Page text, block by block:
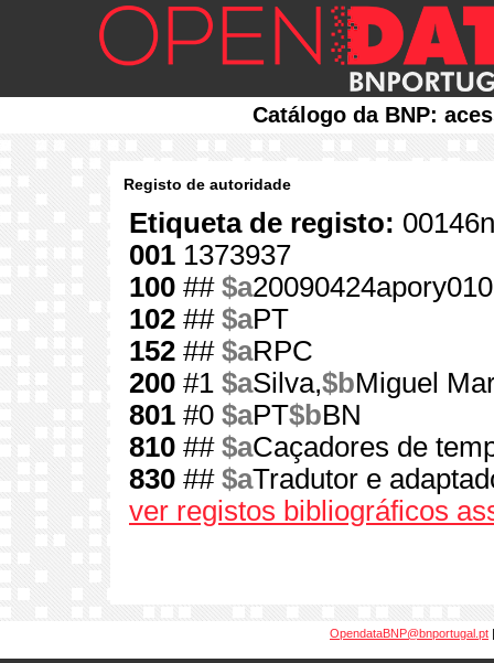
Catálogo da BNP:
Registo de autoridade
Etiqueta de registo:
001 1373937
100 ## $a
102 ## $aPT
152 ## $aRPC
200 #1 $aSilva,$bMiguel
801 #0 $aPT$bBN
810 ## $aCaçadores de
830 ## $aTradutor e
ver registos bibliográficos
OpendataBNP@bnportugal.pt